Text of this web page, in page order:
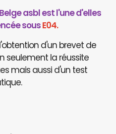
asbl est l'une d'elles
sousE04.
l'obtention d'un brevet de
seulement la réussite
mais aussi d'un test